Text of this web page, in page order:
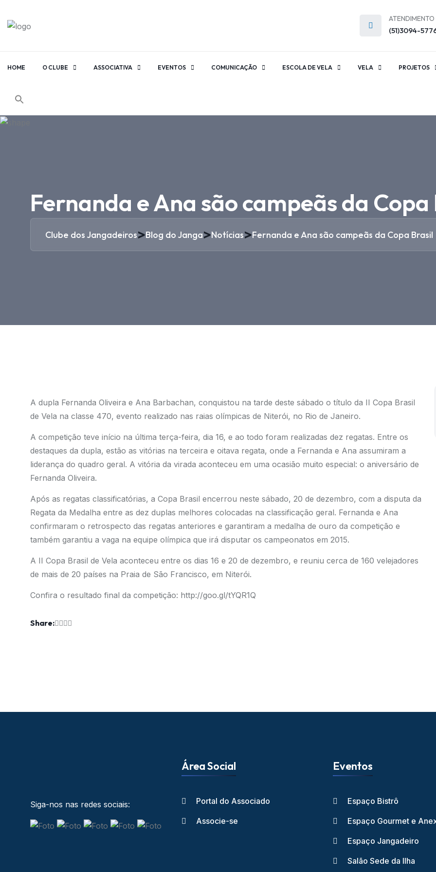
ATENDIMENTO
(51)3094-
HOME O CLUBE ASSOCIATIVA EVENTOS COMUNICAÇÃO ESCOLA DE VELA VELA PROJETOS
Fernanda e Ana são campeãs da Copa
Clube dos Jangadeiros>Blog do Janga>Notícias>Fernanda e Ana são campeãs da Copa Brasil
A dupla Fernanda Oliveira e Ana Barbachan, conquistou na tarde deste sábado o título da II Copa Brasil
de Vela na classe 470, evento realizado nas raias olímpicas de Niterói, no Rio de Janeiro.
A competição teve início na última terça-feira, dia 16, e ao todo foram realizadas dez regatas. Entre os
destaques da dupla, estão as vitórias na terceira e oitava regata, onde a Fernanda e Ana assumiram a
liderança do quadro geral. A vitória da virada aconteceu em uma ocasião muito especial: o aniversário de
Fernanda Oliveira.
Após as regatas classificatórias, a Copa Brasil encerrou neste sábado, 20 de dezembro, com a disputa da
Regata da Medalha entre as dez duplas melhores colocadas na classificação geral. Fernanda e Ana
confirmaram o retrospecto das regatas anteriores e garantiram a medalha de ouro da competição e
também garantiu a vaga na equipe olímpica que irá disputar os campeonatos em 2015.
A II Copa Brasil de Vela aconteceu entre os dias 16 e 20 de dezembro, e reuniu cerca de 160 velejadores
de mais de 20 países na Praia de São Francisco, em Niterói.
Confira o resultado final da competição: http://goo.gl/tYQR1Q
Share:
Siga-nos nas redes sociais:
Área Social
Portal do Associado
Associe-se
Eventos
Espaço Bistrô
Espaço Gourmet e
Espaço Jangadeiro
Salão Sede da Ilha